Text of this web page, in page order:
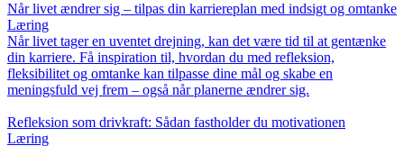
Når livet ændrer sig – tilpas din karriereplan med indsigt og omtanke
Læring
Når livet tager en uventet drejning, kan det være tid til at gentænke
din karriere. Få inspiration til, hvordan du med refleksion,
fleksibilitet og omtanke kan tilpasse dine mål og skabe en
meningsfuld vej frem – også når planerne ændrer sig.
Refleksion som drivkraft: Sådan fastholder du motivationen
Læring